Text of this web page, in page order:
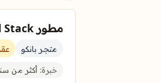
مطور Full Stack
متجر بانكو
خبرة: أكثر من